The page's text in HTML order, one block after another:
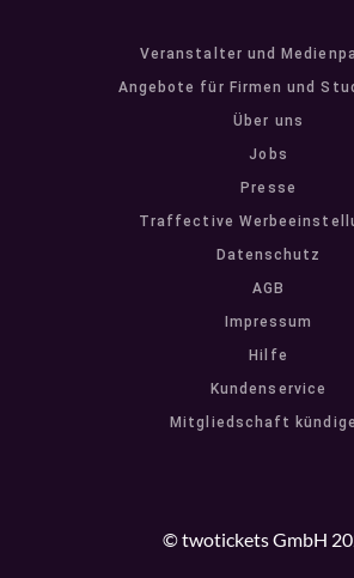
Veranstalter und
Angebote für Firmen und
Über uns
Jobs
Presse
Traffective
Datenschutz
AGB
Impressum
Hilfe
Kundenservice
Mitgliedschaft
© twotickets GmbH